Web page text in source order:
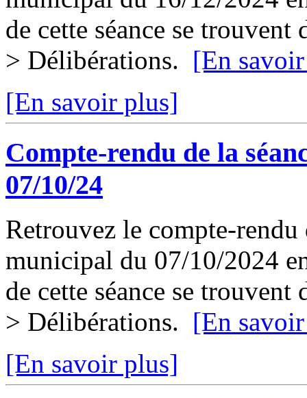
de cette séance se
> Délibérations. [En
[En savoir plus]
Compte-rendu de la
07/10/24
Retrouvez le compte-rendu
municipal du 07/10/2024
de cette séance se
> Délibérations. [En
[En savoir plus]